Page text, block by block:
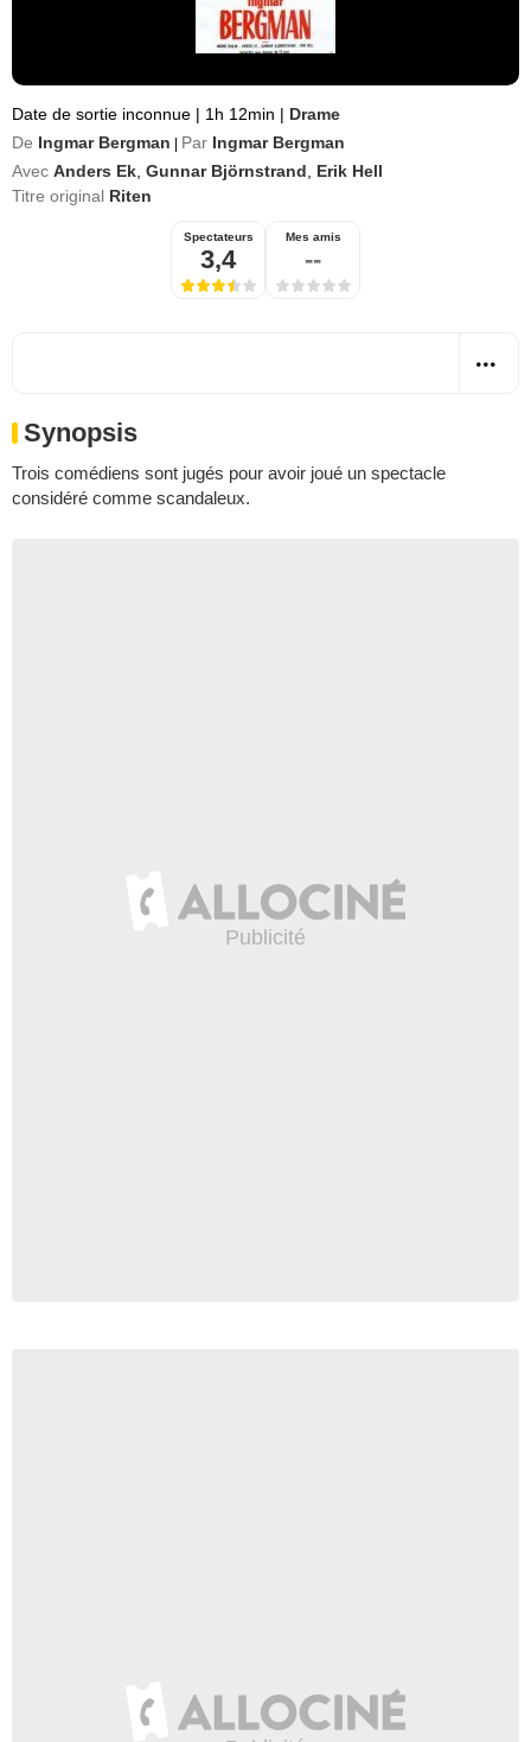
Date de sortie inconnue | 1h 12min | Drame
De Ingmar Bergman Par Ingmar Bergman
Avec Anders Ek Gunnar Björnstrand
Erik Hell
Titre original Riten
Spectateurs
3,4
Mes amis
--
Synopsis
Trois comédiens sont jugés pour avoir joué un spectacle
considéré comme scandaleux.